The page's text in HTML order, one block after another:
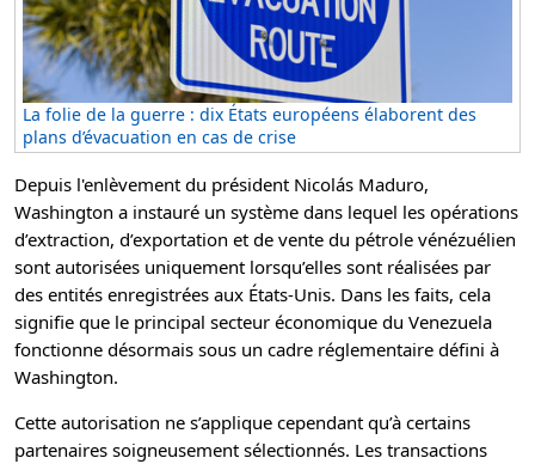
La folie de la guerre : dix États européens élaborent des
plans d’évacuation en cas de crise
Depuis l'enlèvement du président Nicolás Maduro,
Washington a instauré un système dans lequel les opérations
d’extraction, d’exportation et de vente du pétrole vénézuélien
sont autorisées uniquement lorsqu’elles sont réalisées par
des entités enregistrées aux États-Unis. Dans les faits, cela
signifie que le principal secteur économique du Venezuela
fonctionne désormais sous un cadre réglementaire défini à
Washington.
Cette autorisation ne s’applique cependant qu’à certains
partenaires soigneusement sélectionnés. Les transactions